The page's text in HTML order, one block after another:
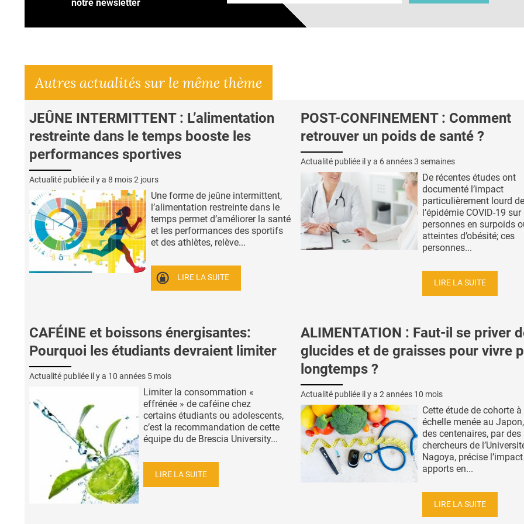
notre newsletter
Autres actualités sur le même thème
JEÛNE INTERMITTENT : L’alimentation
restreinte dans le temps booste les
performances sportives
Actualité publiée il y a 8 mois 2 jours
Une forme de jeûne intermittent,
l’alimentation restreinte dans le
temps permet d’améliorer la santé
et les performances des sportifs
et des athlètes, relève...
LIRE LA SUITE
POST-CONFINEMENT : Comment
retrouver un poids de santé ?
Actualité publiée il y a 6 années 3 semaines
De récentes études ont
documenté l’impact
particulièrement lourd de
l’épidémie COVID-19 sur
personnes en surpoids
atteintes d’obésité; ces
personnes...
LIRE LA SUITE
CAFÉINE et boissons énergisantes:
Pourquoi les étudiants devraient limiter
Actualité publiée il y a 10 années 5 mois
Limiter la consommation «
effrénée » de caféine chez
certains étudiants ou adolescents,
c’est la recommandation de cette
équipe du de Brescia University...
LIRE LA SUITE
ALIMENTATION : Faut-il se priver
glucides et de graisses pour vivre
longtemps ?
Actualité publiée il y a 2 années 10 mois
Cette étude de cohorte
échelle menée au
des centenaires, par des
chercheurs de
Nagoya, précise
apports en...
LIRE LA SUITE